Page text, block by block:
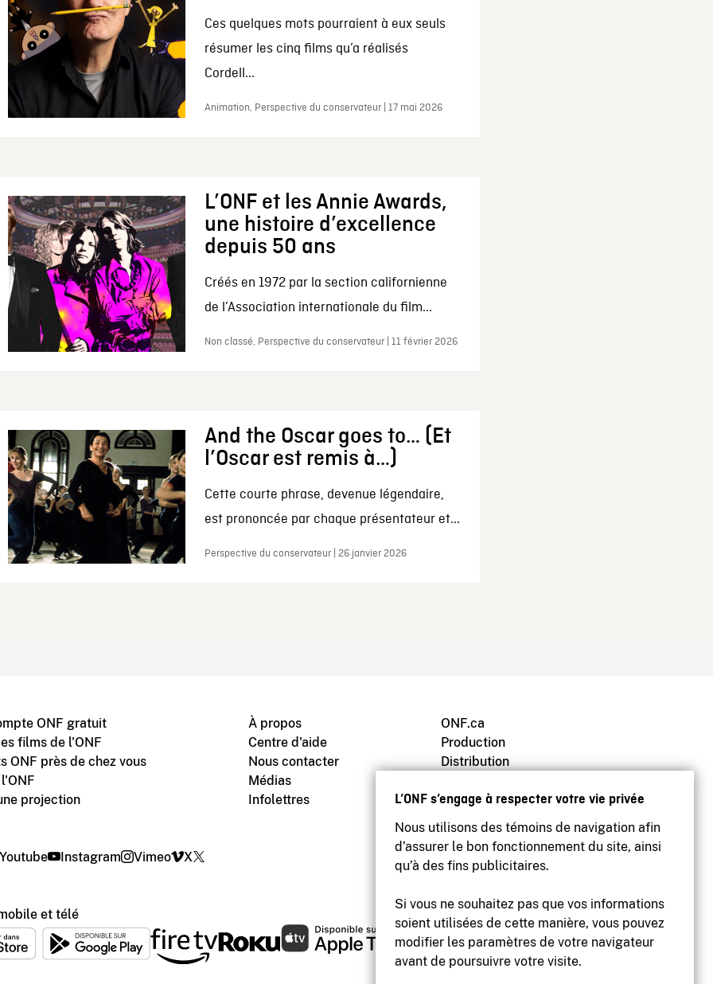
L’ONF s’engage à respecter votre vie privée
Nous utilisons des témoins de navigation afin
d’assurer le bon fonctionnement du site, ainsi
qu’à des fins publicitaires.
Si vous ne souhaitez pas que vos informations
soient utilisées de cette manière, vous pouvez
modifier les paramètres de votre navigateur
avant de poursuivre votre visite.
Ces quelques mots pourraient à eux seuls
résumer les cinq films qu’a réalisés
Cordell...
Animation, Perspective du conservateur | 17 mai 2026
L’ONF et les Annie Awards,
une histoire d’excellence
depuis 50 ans
Créés en 1972 par la section californienne
de l’Association internationale du film...
Non classé, Perspective du conservateur | 11 février 2026
And the Oscar goes to… (Et
l’Oscar est remis à…)
Cette courte phrase, devenue légendaire,
est prononcée par chaque présentateur et...
Perspective du conservateur | 26 janvier 2026
ONF gratuit
films de l'ONF
ONF près de chez vous
projection
À propos
Centre d'aide
Nous contacter
Médias
Infolettres
ONF.ca
Production
Distribution
Archives
Youtube Instagram Vimeo X
et télé